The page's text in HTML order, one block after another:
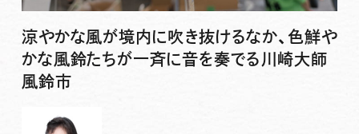
涼やかな風が境内に吹き抜けるなか、色鮮や
かな風鈴たちが一斉に音を奏でる川崎大師
風鈴市